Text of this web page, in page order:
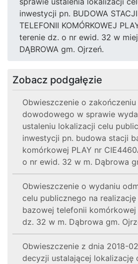
inwestycji pn. BUDOWA
TELEFONII KOMÓRKOWEJ
terenie dz. o nr ewid. 32 w
DĄBROWA gm. Ojrzeń.
Zobacz podgałęzie
Obwieszczenie o
dowodowego w sprawie
ustaleniu lokalizacji celu
inwestycji pn. budowa stacji
komórkowej PLAY nr
o nr ewid. 32 w m. Dąbrowa
Obwieszczenie o wydaniu
celu publicznego na
bazowej telefonii komórkowej
dz. 32 w m. Dąbrowa gm.
Obwieszczenie z dnia 2018-
decyzji ustalającej lokalizację